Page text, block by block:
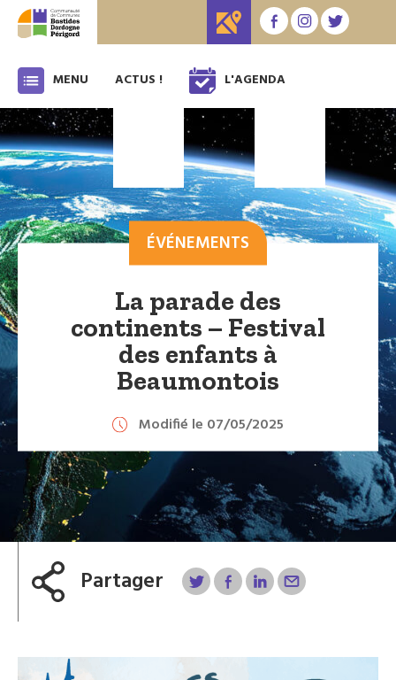
MENU ACTUS ! L'AGENDA
ÉVÉNEMENTS
La parade des
continents – Festival
des enfants à
Beaumontois
Modifié le 07/05/2025
Partager